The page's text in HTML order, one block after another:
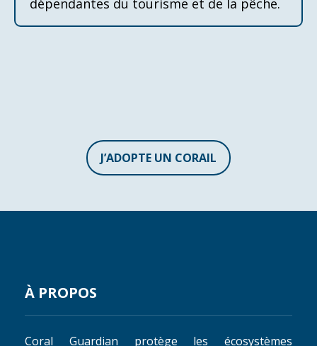
J’ADOPTE UN CORAIL
À PROPOS
Coral Guardian protège les écosystèmes